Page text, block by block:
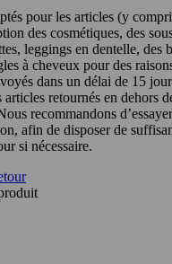
pour les articles (y
des cosmétiques, des
leggings en dentelle, des
à cheveux pour des
dans un délai de 15
retournés en dehors
recommandons
afin de disposer de
si nécessaire.